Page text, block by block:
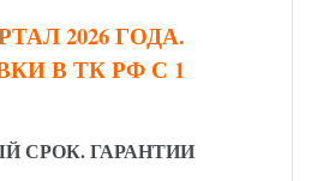
2026 ГОДА.
В ТК РФ С 1
СРОК. ГАРАНТИИ